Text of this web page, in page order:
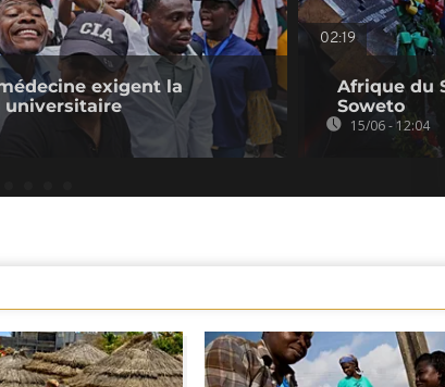
exigent la
universitaire
02:19
Afrique du
Soweto
15/06 - 12:04